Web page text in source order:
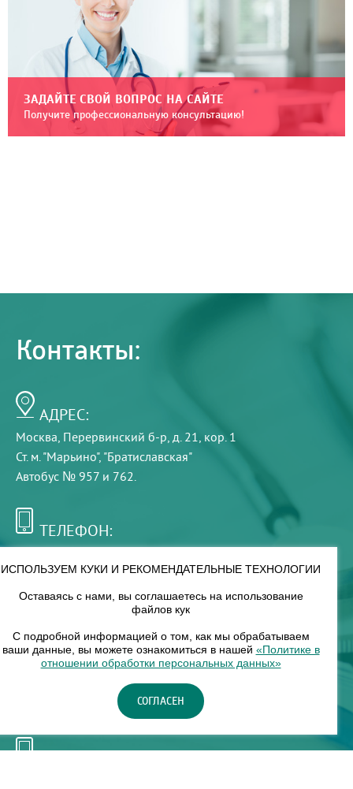
ЗАДАЙТЕ СВОЙ ВОПРОС НА САЙТЕ
Получите профессиональную консультацию!
Контакты:
АДРЕС:
Москва, Перервинский б-р, д. 21, кор. 1
Ст. м. "Марьино", "Братиславская"
Автобус № 957 и 762.
ТЕЛЕФОН:
РЕЖИМ РАБОТЫ:
8 — 18
НАШ ФИЛИАЛ:
Москва, м. Нагорное, Нагорный б-р, д. 19, кор. 1
ИСПОЛЬЗУЕМ КУКИ И РЕКОМЕНДАТЕЛЬНЫЕ ТЕХНОЛОГИИ
Оставаясь с нами, вы соглашаетесь на использование
файлов кук
С подробной информацией о том, как мы обрабатываем
ваши данные, вы можете ознакомиться в нашей «Политике в
отношении обработки персональных данных»
СОГЛАСЕН